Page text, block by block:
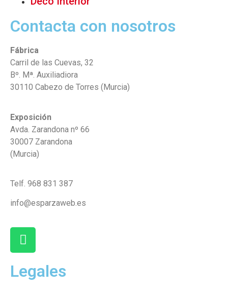
Contacta con nosotros
Fábrica
Carril de las Cuevas, 32
Bº. Mª. Auxiliadiora
30110 Cabezo de Torres (Murcia)
Exposición
Avda. Zarandona nº 66
30007 Zarandona
(Murcia)
Telf. 968 831 387
info@esparzaweb.es
Legales